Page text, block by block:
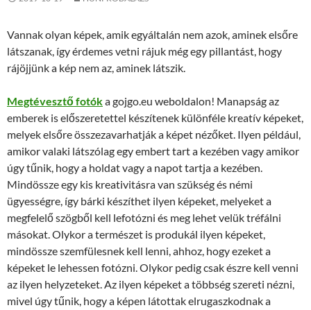
Vannak olyan képek, amik egyáltalán nem azok, aminek elsőre
látszanak, így érdemes vetni rájuk még egy pillantást, hogy
rájöjjünk a kép nem az, aminek látszik.
Megtévesztő fotóka gojgo.eu weboldalon! Manapság az
emberek is előszeretettel készítenek különféle kreatív képeket,
melyek elsőre összezavarhatják a képet nézőket. Ilyen például,
amikor valaki látszólag egy embert tart a kezében vagy amikor
úgy tűnik, hogy a holdat vagy a napot tartja a kezében.
Mindössze egy kis kreativitásra van szükség és némi
ügyességre, így bárki készíthet ilyen képeket, melyeket a
megfelelő szögből kell lefotózni és meg lehet velük tréfálni
másokat. Olykor a természet is produkál ilyen képeket,
mindössze szemfülesnek kell lenni, ahhoz, hogy ezeket a
képeket le lehessen fotózni. Olykor pedig csak észre kell venni
az ilyen helyzeteket. Az ilyen képeket a többség szereti nézni,
mivel úgy tűnik, hogy a képen látottak elrugaszkodnak a